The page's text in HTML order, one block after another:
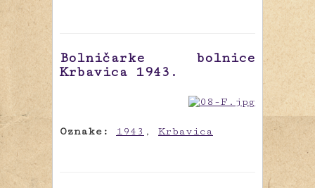
Bolničarke bolnice
Krbavica 1943.
Oznake: 1943 , Krbavica